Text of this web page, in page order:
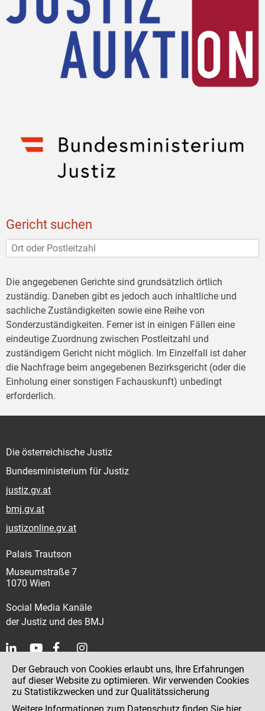
Gericht suchen
Die angegebenen Gerichte sind grundsätzlich örtlich
zuständig. Daneben gibt es jedoch auch inhaltliche und
sachliche Zuständigkeiten sowie eine Reihe von
Sonderzuständigkeiten. Ferner ist in einigen Fällen eine
eindeutige Zuordnung zwischen Postleitzahl und
zuständigem Gericht nicht möglich. Im Einzelfall ist daher
die Nachfrage beim angegebenen Bezirksgericht (oder die
Einholung einer sonstigen Fachauskunft) unbedingt
erforderlich.
Die österreichische Justiz
Bundesministerium für Justiz
justiz.gv.at
bmj.gv.at
justizonline.gv.at
Palais Trautson
Museumstraße 7
1070 Wien
Social Media Kanäle
der Justiz und des BMJ
Kontakt
Impressum
Der Gebrauch von Cookies erlaubt uns, Ihre Erfahrungen
auf dieser Website zu optimieren. Wir verwenden Cookies
zu Statistikzwecken und zur Qualitätssicherung